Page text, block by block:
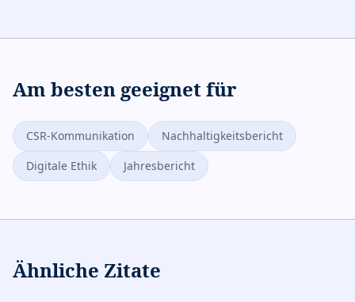
Am besten geeignet für
CSR-Kommunikation
Nachhaltigkeitsbericht
Digitale Ethik
Jahresbericht
Ähnliche Zitate